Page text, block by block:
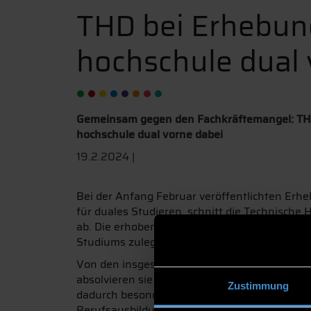
Zustimmung
THD bei
hochschule
Gemeinsam gegen den Fachkräftemangel:
hochschule dual vorne dabei
19.2.2024 |
Bei der Anfang Februar veröffentlichten
für duales Studieren, schnitt die Technische
ab. Die erhobenen Daten beziehen sich auf
Studiums zulegen konnte.
Von den insgesamt 8.500 Studierenden der
absolvieren sie entweder ein
dadurch besonders gut ausgebildete